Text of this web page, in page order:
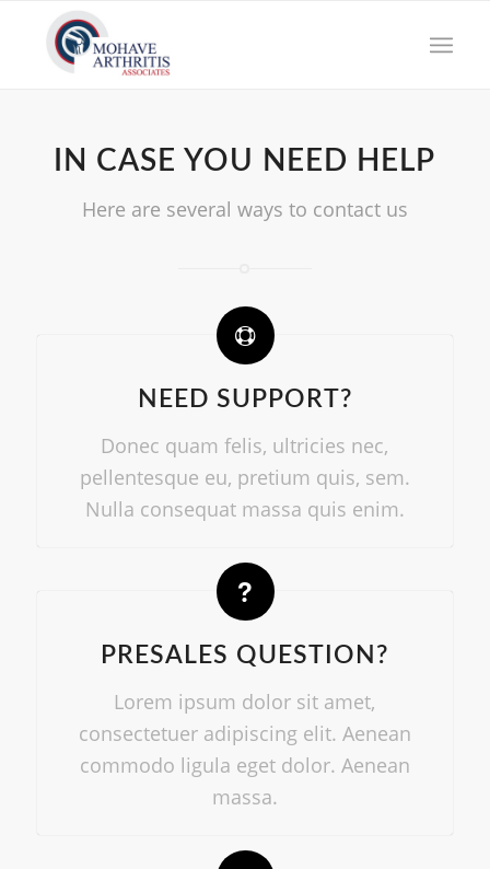
IN CASE YOU NEED HELP
Here are several ways to contact us
NEED SUPPORT?
Donec quam felis, ultricies nec,
pellentesque eu, pretium quis, sem.
Nulla consequat massa quis enim.
PRESALES QUESTION?
Lorem ipsum dolor sit amet,
consectetuer adipiscing elit. Aenean
commodo ligula eget dolor. Aenean
massa.